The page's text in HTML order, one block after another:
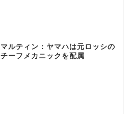
マルティン：ヤマハは元ロッシの
チーフメカニックを配属